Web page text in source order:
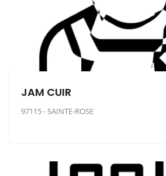
JAM CUIR
97115 - SAINTE-ROSE